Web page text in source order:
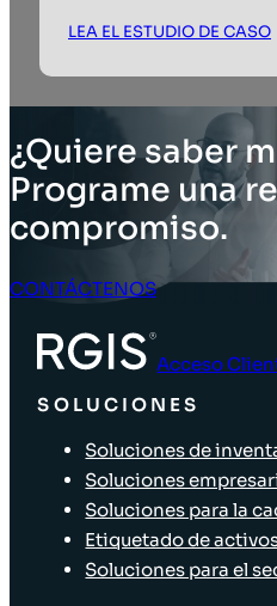
LEA EL ESTUDIO DE CASO
¿Quiere saber
Programe una
compromiso.
CONTÁCTENOS
Acceso
SOLUCIONES
Soluciones de
Soluciones
Soluciones para la
Etiquetado de
Soluciones para el